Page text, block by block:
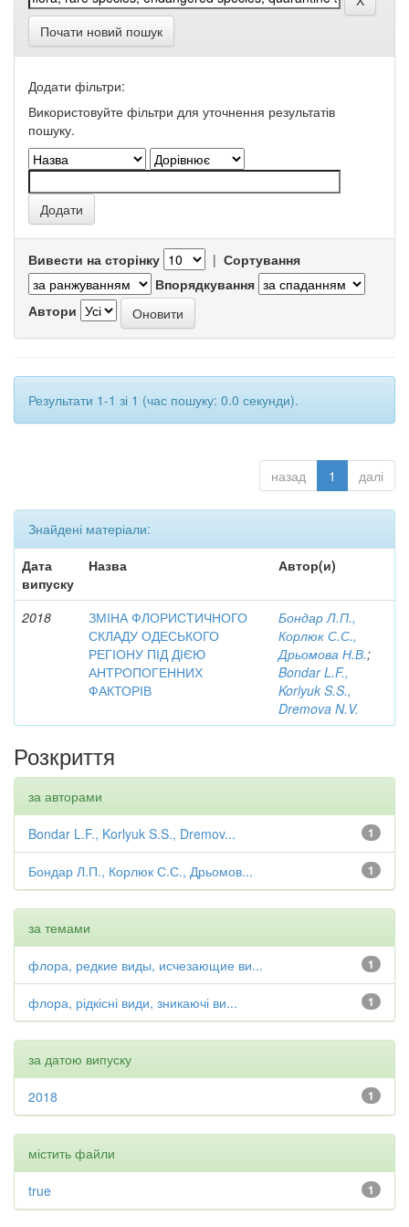
Почати новий пошук
Додати фільтри:
Використовуйте фільтри для уточнення результатів
пошуку.
Вивести на сторінку | Сортування
Впорядкування
Автори
Результати 1-1 зі 1 (час пошуку: 0.0 секунди).
назад 1 далі
Знайдені матеріали:
Дата
випуску
Назва Автор(и)
2018
ЗМІНА ФЛОРИСТИЧНОГО
СКЛАДУ ОДЕСЬКОГО
РЕГІОНУ ПІД ДІЄЮ
АНТРОПОГЕННИХ
ФАКТОРІВ
Бондар Л.П.,
Корлюк С.С.,
Дрьомова Н.В.;
Bondar L.F.,
Korlyuk S.S.,
Dremova N.V.
Розкриття
за авторами
1
Bondar L.F., Korlyuk S.S., Dremov...
1
Бондар Л.П., Корлюк С.С., Дрьомов...
за темами
1
флора, редкие виды, исчезающие ви...
1
флора, рідкісні види, зникаючі ви...
за датою випуску
1
2018
містить файли
1
true